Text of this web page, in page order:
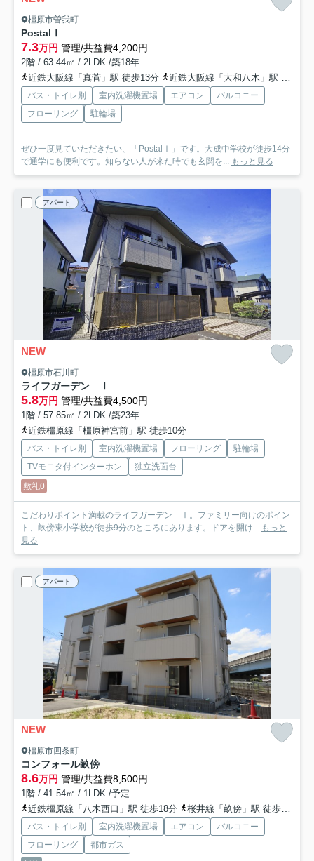
橿原市曽我町
PostalⅠ
7.3万円 管理/共益費4,200円
2階 / 63.44㎡ / 2LDK /築18年
近鉄大阪線「真菅」駅 徒歩13分
近鉄大阪線「大和八木」駅 徒歩21分
バス・トイレ別 室内洗濯機置場 エアコン
バルコニー
フローリング
駐輪場
ぜひ一度見ていただきたい、「PostalⅠ」です。大成中学校が徒歩14分
で通学にも便利です。知らない人が来た時でも玄関を... もっと見る
アパート
NEW
橿原市石川町
ライフガーデン Ⅰ
5.8万円 管理/共益費4,500円
1階 / 57.85㎡ / 2LDK /築23年
近鉄橿原線「橿原神宮前」駅 徒歩10分
バス・トイレ別 室内洗濯機置場 フローリング
駐輪場
TVモニタ付インターホン
独立洗面台
敷礼0
こだわりポイント満載のライフガーデン Ⅰ。ファミリー向けのポイン
ト、畝傍東小学校が徒歩9分のところにあります。ドアを開け...
もっと
見る
アパート
NEW
橿原市四条町
コンフォール畝傍
8.6万円 管理/共益費8,500円
1階 / 41.54㎡ / 1LDK /予定
近鉄橿原線「八木西口」駅 徒歩18分
桜井線「畝傍」駅 徒歩19分
バス・トイレ別 室内洗濯機置場 エアコン
バルコニー
フローリング
都市ガス